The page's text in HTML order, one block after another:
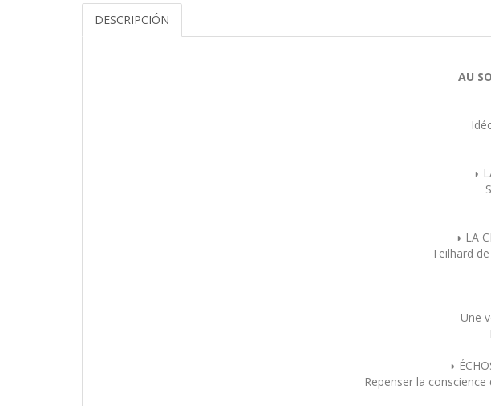
DESCRIPCIÓN
AU
◗
◗ LA
Teilhard
Une
◗
Repenser la